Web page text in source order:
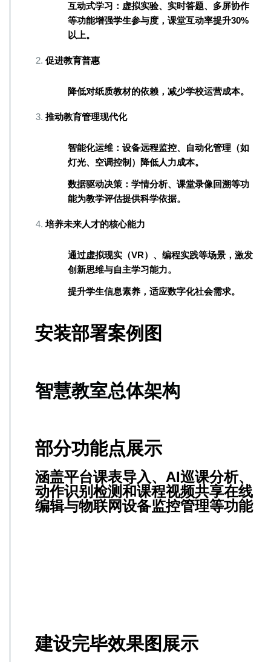
​​互动式学习​​：虚拟实验、实时答题、多屏协作
等功能增强学生参与度，课堂互动率提升30%
以上。
​​促进教育普惠​​
降低对纸质教材的依赖，减少学校运营成本。
​​推动教育管理现代化​​
​​智能化运维​​：设备远程监控、自动化管理（如
灯光、空调控制）降低人力成本。
​​数据驱动决策​​：学情分析、课堂录像回溯等功
能为教学评估提供科学依据。
​​培养未来人才的核心能力​​
通过虚拟现实（VR）、编程实践等场景，激发
创新思维与自主学习能力。
提升学生信息素养，适应数字化社会需求。
安装部署案例图
智慧教室总体架构
部分功能点展示
涵盖平台课表导入、AI巡课分析、
动作识别检测和课程视频共享在线
编辑与物联网设备监控管理等功能
建设完毕效果图展示